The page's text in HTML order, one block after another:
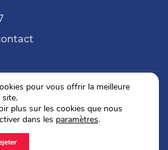
de confidentialité
légales
pour vous offrir la meilleure
site.
plus sur les cookies que nous
dans les paramètres.